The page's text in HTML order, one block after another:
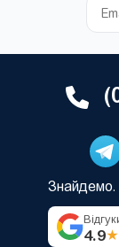
4.9